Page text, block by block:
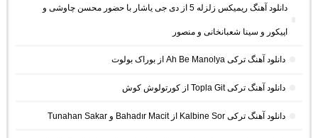
دانلود آهنگ ریمیکس زلزله 5 از دی جی یاشار با حضور محسن چاوشی و
اپیکور و سینا شعبانخانی و منصور
دانلود آهنگ ترکی Ah Be Manolya از بوراک بولوت
دانلود آهنگ ترکی Topla Git از کورتولوش کوش
دانلود آهنگ ترکی Kalbine Sor از Bahadır Macit و Tunahan Sakar